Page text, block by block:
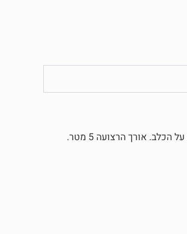
אורך הרצועה 5 מטר.